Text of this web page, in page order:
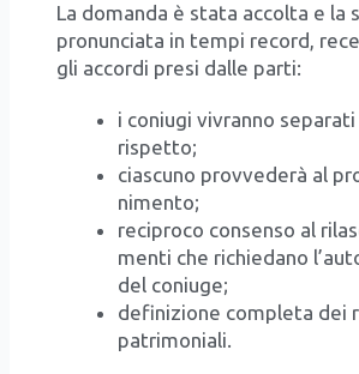
La doman­da è sta­ta accol­ta e la
pro­nun­cia­ta in tem­pi record,
gli accor­di pre­si dal­le par­ti:
i coniu­gi vivran­no
rispet­to;
cia­scu­no prov­ve­de­rà al
ni­men­to;
reci­pro­co con­sen­so al
men­ti che richie­da­no
del coniu­ge;
defi­ni­zio­ne com­ple­ta dei
patri­mo­nia­li.